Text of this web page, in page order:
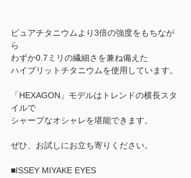
ピュアチタニウムより3倍の強度をもちなが
ら
わずか0.7ミリの繊細さを兼ね備えた
ハイブリットチタニウムを使用しています。
「HEXAGON」モデルはトレンドの横長スタ
イルで
シャープなオシャレを堪能できます。
ぜひ、お試しにお立ち寄りください。
■ISSEY MIYAKE EYES